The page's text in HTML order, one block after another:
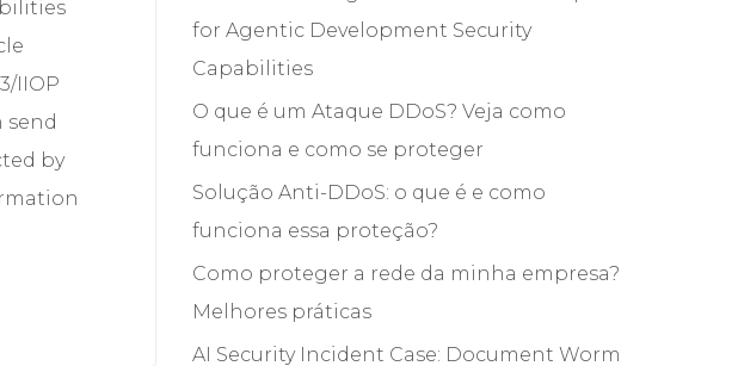
IIOP
send
by
for Agentic Development Security
Capabilities
O que é um Ataque DDoS? Veja como
funciona e como se proteger
Solução Anti-DDoS: o que é e como
funciona essa proteção?
Como proteger a rede da minha empresa?
Melhores práticas
AI Security Incident Case: Document Worm